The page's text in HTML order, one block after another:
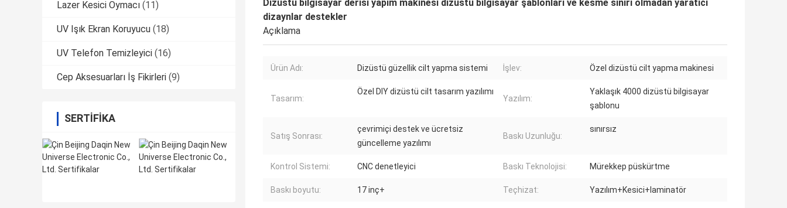
Lazer Kesici Oymacı (11)
UV Işık Ekran Koruyucu (18)
UV Telefon Temizleyici (16)
Cep Aksesuarları İş Fikirleri (9)
SERTIFIKA
Dizüstü bilgisayar derisi yapım makinesi dizüstü bilgisayar şablonları ve kesme sınırı olmadan yaratıcı
dizaynlar destekler
Açıklama
Ürün Adı: Dizüstü güzellik cilt yapma sistemi İşlev: Özel dizüstü cilt yapma makinesi
Tasarım:
Özel DIY dizüstü cilt tasarım yazılımı
Yazılım:
Yaklaşık 4000 dizüstü bilgisayar
şablonu
Satış Sonrası:
çevrimiçi destek ve ücretsiz
güncelleme yazılımı
Baskı Uzunluğu:
sınırsız
Kontrol Sistemi: CNC denetleyici Baskı Teknolojisi: Mürekkep püskürtme
Baskı boyutu: 17 inç+ Teçhizat: Yazılım+Kesici+laminatör